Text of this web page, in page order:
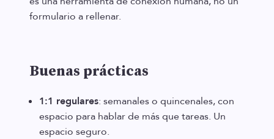
formulario a rellenar.
Buenas prácticas
1:1 regulares: semanales o quincenales, con
espacio para hablar de más que tareas. Un
espacio seguro.